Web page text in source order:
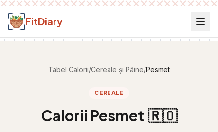
Salt la conținut
FitDiary
Tabel Calorii/Cereale și Pâine/Pesmet
CEREALE
Calorii Pesmet 🇷🇴